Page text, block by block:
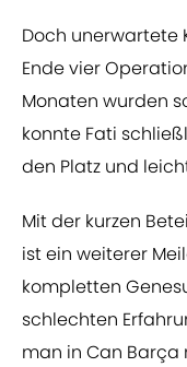
Doch
Ende vier
Monaten wurden
konnte Fati
den Platz und
Mit der kurzen
ist ein weiterer
kompletten
schlechten
man in Can Barça